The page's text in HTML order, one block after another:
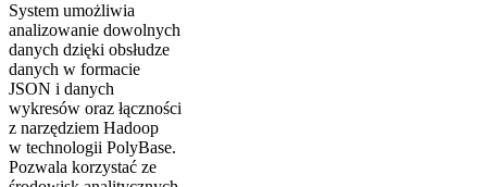
System umożliwia
analizowanie dowolnych
danych dzięki obsłudze
danych w formacie
JSON i danych
wykresów oraz łączności
z narzędziem Hadoop
w technologii PolyBase.
Pozwala korzystać ze